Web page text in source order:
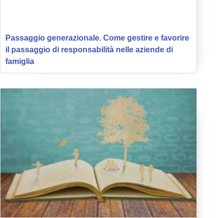
Passaggio generazionale. Come gestire e favorire
il passaggio di responsabilità nelle aziende di
famiglia